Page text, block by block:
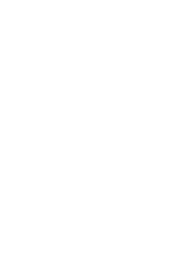
з Шполи в Славутич